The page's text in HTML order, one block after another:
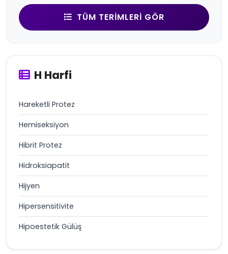
TÜM TERIMLERI GÖR
H Harfi
Hareketli Protez
Hemiseksiyon
Hibrit Protez
Hidroksiapatit
Hijyen
Hipersensitivite
Hipoestetik Gülüş